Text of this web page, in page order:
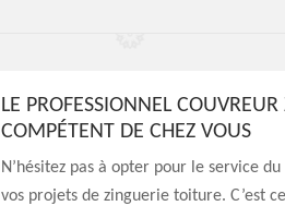
LE PROFESSIONNEL
COMPÉTENT DE CHEZ VOUS
N’hésitez pas à opter pour le service
vos projets de zinguerie toiture. C’est